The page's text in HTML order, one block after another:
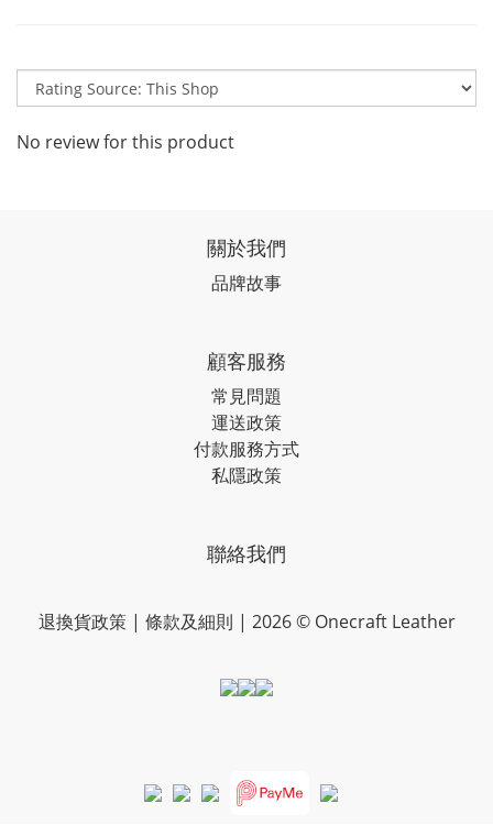
No review for this product
關於我們
品牌故事
顧客服務
常見問題
運送政策
付款服務方式
私隱政策
聯絡我們
退換貨政策| 條款及細則 | 2026 © Onecraft Leather